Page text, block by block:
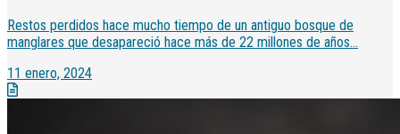
Restos perdidos hace mucho tiempo de un antiguo bosque de
manglares que desapareció hace más de 22 millones de años...
11 enero, 2024